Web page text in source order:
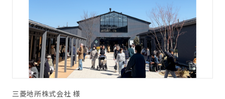
三菱地所株式会社 様